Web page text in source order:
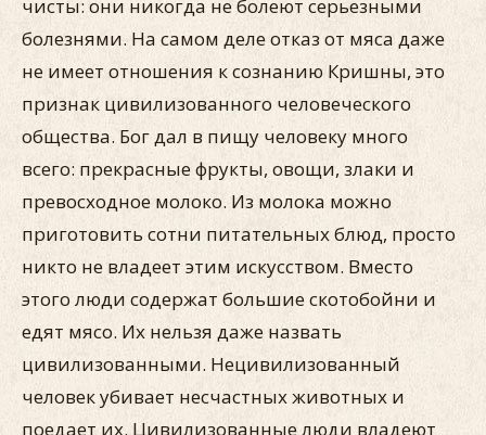
чисты: они никогда не болеют серьезными
болезнями. На самом деле отказ от мяса даже
не имеет отношения к сознанию Кришны, это
признак цивилизованного человеческого
общества. Бог дал в пищу человеку много
всего: прекрасные фрукты, овощи, злаки и
превосходное молоко. Из молока можно
приготовить сотни питательных блюд, просто
никто не владеет этим искусством. Вместо
этого люди содержат большие скотобойни и
едят мясо. Их нельзя даже назвать
цивилизованными. Нецивилизованный
человек убивает несчастных животных и
поедает их. Цивилизованные люди владеют